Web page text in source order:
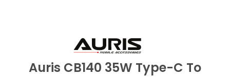
Auris CB140 35W Type-C To